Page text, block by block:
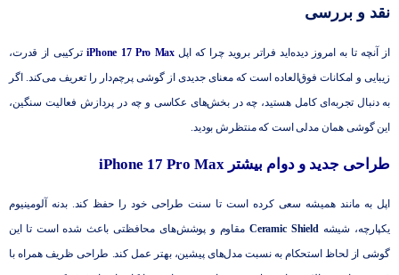
نقد و بررسی
از آنچه تا به امروز دیده‌اید فراتر بروید چرا که اپل iPhone 17 Pro Maxترکیبی از قدرت،
زیبایی و امکانات فوق‌العاده است که معنای جدیدی از گوشی پرچم‌دار را تعریف می‌کند. اگر
به دنبال تجربه‌ای کامل هستید، چه در بخش‌های عکاسی و چه در پردازش فعالیت سنگین،
این گوشی همان مدلی است که منتظرش بودید.
طراحی جدید و دوام بیشتر iPhone 17 Pro Max
اپل به مانند همیشه سعی کرده است تا سنت طراحی خود را حفظ کند. بدنه آلومینیوم
یکپارچه، شیشه Ceramic Shield مقاوم و پوشش‌های محافظتی باعث شده است تا این
گوشی از لحاظ استحکام به نسبت مدل‌های پیشین، بهتر عمل کند. طراحی ظریف همراه با